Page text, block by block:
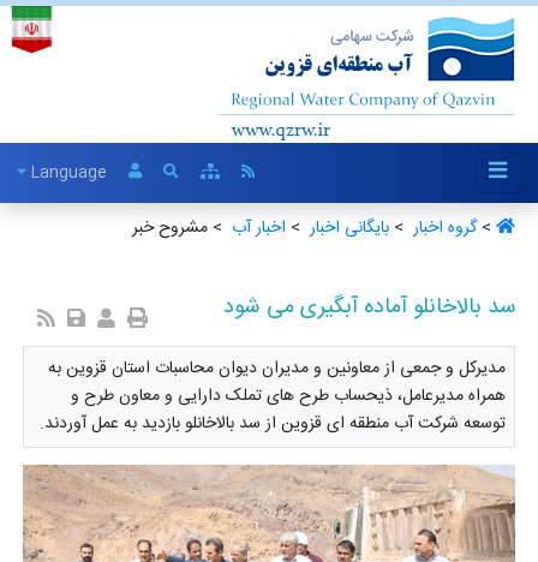
Language
>گروه اخبار ‏ >بایگانی اخبار ‏ > اخبار آب ‏ > مشروح خبر
سد بالاخانلو آماده آبگیری می شود
مدیرکل و جمعی از معاونین و مدیران دیوان محاسبات استان قزوین به
همراه مدیرعامل، ذیحساب طرح های تملک دارایی و معاون طرح و
توسعه شرکت آب منطقه ای قزوین از سد بالاخانلو بازدید به عمل آوردند.